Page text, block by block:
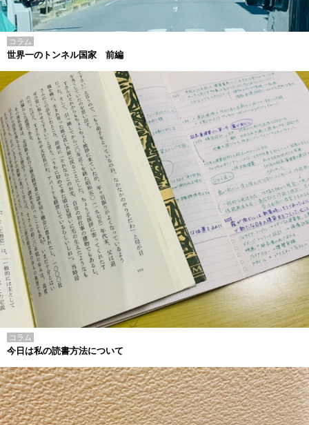
コラム
世界一のトンネル国家 前編
コラム
今日は私の読書方法について